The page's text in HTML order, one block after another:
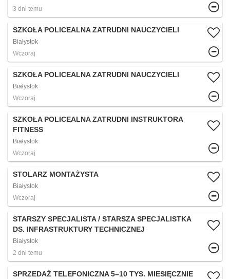
3 dni temu
SZKOŁA POLICEALNA ZATRUDNI NAUCZYCIELI
Białystok
Wczoraj
SZKOŁA POLICEALNA ZATRUDNI NAUCZYCIELI
Białystok
Wczoraj
SZKOŁA POLICEALNA ZATRUDNI INSTRUKTORA
FITNESS
Białystok
Wczoraj
STOLARZ MONTAŻYSTA
Białystok
Wczoraj
STARSZY SPECJALISTA / STARSZA SPECJALISTKA
DS. INFRASTRUKTURY TECHNICZNEJ
Białystok
2 dni temu
SPRZEDAŻ TELEFONICZNA 5–10 TYS. MIESIĘCZNIE